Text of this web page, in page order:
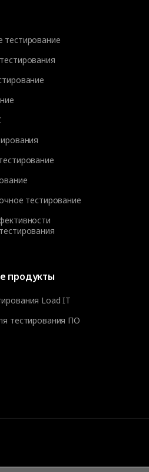
тестирование
тестирование
продукты
Load IT
тестирования ПО